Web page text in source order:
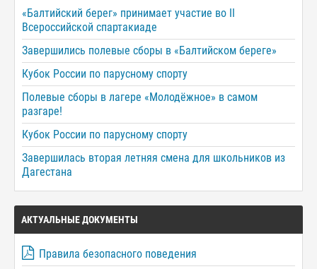
«Балтийский берег» принимает участие во II
Всероссийской спартакиаде
Завершились полевые сборы в «Балтийском береге»
Кубок России по парусному спорту
Полевые сборы в лагере «Молодёжное» в самом
разгаре!
Кубок России по парусному спорту
Завершилась вторая летняя смена для школьников из
Дагестана
АКТУАЛЬНЫЕ ДОКУМЕНТЫ
Правила безопасного поведения